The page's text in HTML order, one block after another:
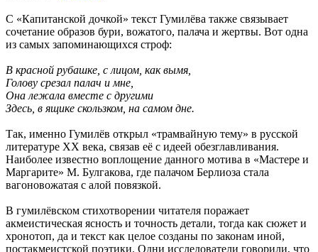
С «Капитанской дочкой» текст Гумилёва также связывает
сочетание образов бури, вожатого, палача и жертвы. Вот одна
из самых запоминающихся строф:
В красной рубашке, с лицом, как вымя,
Голову срезал палач и мне,
Она лежала вместе с другими
Здесь, в ящике скользком, на самом дне.
Так, именно Гумилёв открыл «трамвайную тему» в русской
литературе ХХ века, связав её с идеей обезглавливания.
Наиболее известно воплощение данного мотива в «Мастере и
Маргарите» М. Булгакова, где палачом Берлиоза стала
вагоновожатая с алой повязкой.
В гумилёвском стихотворении читателя поражает
акмеистическая ясность и точность детали, тогда как сюжет и
хронотоп, да и текст как целое созданы по законам иной,
постакмеистской поэтики. Одни исследователи говорили, что